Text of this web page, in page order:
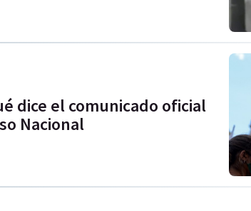
dice el comunicado oficial
Nacional